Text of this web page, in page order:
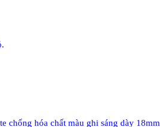
chống hóa chất màu ghi sáng dày 18mm